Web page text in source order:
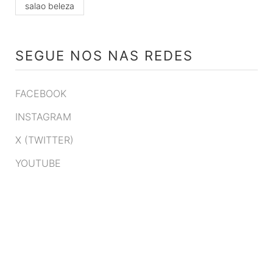
salao beleza
SEGUE NOS NAS REDES
FACEBOOK
INSTAGRAM
X (TWITTER)
YOUTUBE